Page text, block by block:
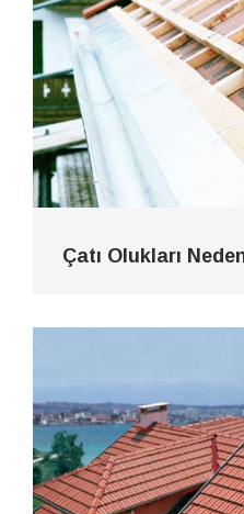
Çatı Olukları